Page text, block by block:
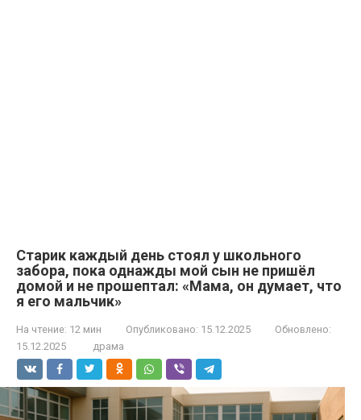
Старик каждый день стоял у школьного
забора, пока однажды мой сын не пришёл
домой и не прошептал: «Мама, он думает, что
я его мальчик»
На чтение: 12 мин Опубликовано: 15.12.2025
Обновлено:
15.12.2025
драма